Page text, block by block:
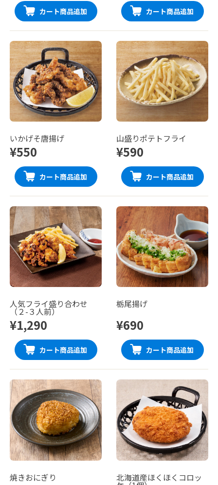
カート商品追加 カート商品追加
いかげそ唐揚げ
¥550
カート商品追加
山盛りポテトフライ
¥590
カート商品追加
人気フライ盛り合わせ
（２-３人前）
¥1,290
カート商品追加
栃尾揚げ
¥690
カート商品追加
焼きおにぎり 北海道産ほくほくコロッ